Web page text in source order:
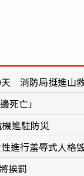
天 消防局挺進山
死亡」
進駐防災
進行羞辱式人格
挨罰